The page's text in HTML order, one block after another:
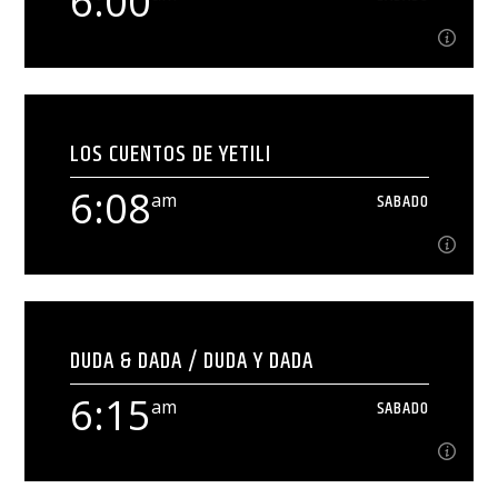
6:00am SABADO
[...]
Ver Más
LOS CUENTOS DE YETILI
6:08am SABADO
6:08am SABADO
[...]
Ver Más
DUDA & DADA / DUDA Y DADA
6:15am SABADO